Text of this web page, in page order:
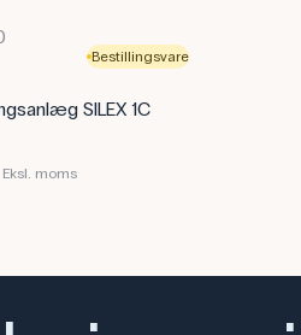
Bestillingsvare
SILEX 1C
Eksl. moms